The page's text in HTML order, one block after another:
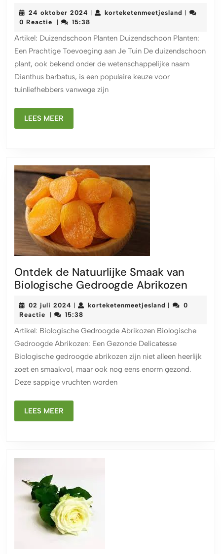
Planten
een
Kleurrijke
Tuin
24 oktober 2024 24
oktober
| korteketenmeetjesland |
0 Reactie | 15:38
Artikel: Duizendschoon Planten Duizendschoon Planten:
Een Prachtige Toevoeging aan Je Tuin De duizendschoon
plant, ook bekend onder de wetenschappelijke naam
Dianthus barbatus, is een populaire keuze voor
tuinliefhebbers vanwege zijn
LEES MEER
MEER
Ontdek de Natuurlijke Smaak van
Biologische Gedroogde Abrikozen
van
02 juli 2024 02
juli
| korteketenmeetjesland |
0
Reactie
| 15:38
Artikel: Biologische Gedroogde Abrikozen Biologische
Gedroogde Abrikozen: Een Gezonde Delicatesse
Biologische gedroogde abrikozen zijn niet alleen heerlijk
zoet en smaakvol, maar ook nog eens enorm gezond.
Deze sappige vruchten worden
LEES MEER
MEER